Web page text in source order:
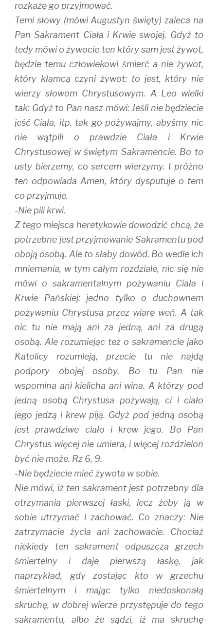
rozkażę go przyjmować.
Temi słowy (mówi Augustyn święty) zaleca na
Pan Sakrament Ciała i Krwie swojej. Gdyż to
tedy mówi o żywocie ten który sam jest żywot,
będzie temu człowiekowi śmierć a nie żywot,
który kłamcą czyni żywot: to jest, który nie
wierzy słowom Chrystusowym. A Leo wielki
tak: Gdyż to Pan nasz mówi: Jeśli nie będziecie
jeść Ciała, itp. tak go pożywajmy, abyśmy nic
nie wątpili o prawdzie Ciała i Krwie
Chrystusowej w świętym Sakramencie. Bo to
usty bierzemy, co sercem wierzymy. I próżno
ten odpowiada Amen, który dysputuje o tem
co przyjmuje.
-Nie pili krwi.
Z tego miejsca heretykowie dowodzić chcą, że
potrzebne jest przyjmowanie Sakramentu pod
oboją osobą. Ale to słaby dowód. Bo wedle ich
mniemania, w tym całym rozdziale, nic się nie
mówi o sakramentalnym pożywaniu Ciała i
Krwie Pańskiej: jedno tylko o duchownem
pożywaniu Chrystusa przez wiarę weń. A tak
nic tu nie mają ani za jedną, ani za drugą
osobą. Ale rozumiejąc też o sakramencie jako
Katolicy rozumieją, przecie tu nie najdą
podpory obojej osoby. Bo tu Pan nie
wspomina ani kielicha ani wina. A którzy pod
jedną osobą Chrystusa pożywają, ci i ciało
jego jedzą i krew piją. Gdyż pod jedną osobą
jest prawdziwe ciało i krew jego. Bo Pan
Chrystus więcej nie umiera, i więcej rozdzielon
być nie może. Rz 6, 9.
-Nie będziecie mieć żywota w sobie.
Nie mówi, iż ten sakrament jest potrzebny dla
otrzymania pierwszej łaski, lecz żeby ją w
sobie utrzymać i zachować. Co znaczy: Nie
zatrzymacie życia ani zachowacie. Chociaż
niekiedy ten sakrament odpuszcza grzech
śmiertelny i daje pierwszą łaskę, jak
naprzykład, gdy zostając kto w grzechu
śmiertelnym i mając tylko niedoskonałą
skruchę, w dobrej wierze przystępuje do tego
sakramentu, albo że sądzi, iż ma skruchę